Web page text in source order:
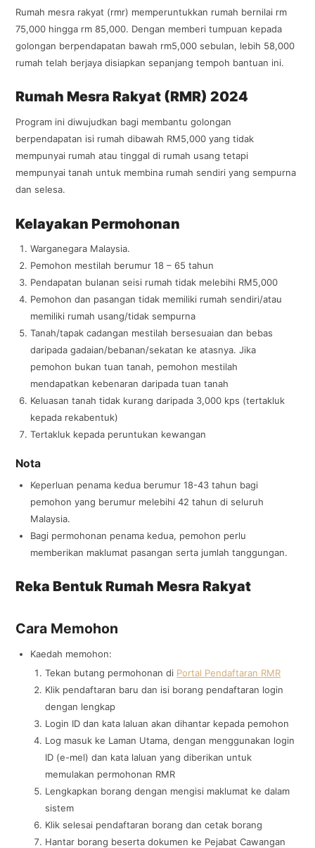
Rumah mesra rakyat (rmr) memperuntukkan rumah bernilai rm
75,000 hingga rm 85,000. Dengan memberi tumpuan kepada
golongan berpendapatan bawah rm5,000 sebulan, lebih 58,000
rumah telah berjaya disiapkan sepanjang tempoh bantuan ini.
Rumah Mesra Rakyat (RMR) 2024
Program ini diwujudkan bagi membantu golongan
berpendapatan isi rumah dibawah RM5,000 yang tidak
mempunyai rumah atau tinggal di rumah usang tetapi
mempunyai tanah untuk membina rumah sendiri yang sempurna
dan selesa.
Kelayakan Permohonan
Warganegara Malaysia.
Pemohon mestilah berumur 18 – 65 tahun
Pendapatan bulanan seisi rumah tidak melebihi RM5,000
Pemohon dan pasangan tidak memiliki rumah sendiri/atau
memiliki rumah usang/tidak sempurna
Tanah/tapak cadangan mestilah bersesuaian dan bebas
daripada gadaian/bebanan/sekatan ke atasnya. Jika
pemohon bukan tuan tanah, pemohon mestilah
mendapatkan kebenaran daripada tuan tanah
Keluasan tanah tidak kurang daripada 3,000 kps (tertakluk
kepada rekabentuk)
Tertakluk kepada peruntukan kewangan
Nota
Keperluan penama kedua berumur 18-43 tahun bagi
pemohon yang berumur melebihi 42 tahun di seluruh
Malaysia.
Bagi permohonan penama kedua, pemohon perlu
memberikan maklumat pasangan serta jumlah tanggungan.
Reka Bentuk Rumah Mesra Rakyat
Cara Memohon
Kaedah memohon:
Tekan butang permohonan di Portal Pendaftaran RMR
Klik pendaftaran baru dan isi borang pendaftaran login
dengan lengkap
Login ID dan kata laluan akan dihantar kepada pemohon
Log masuk ke Laman Utama, dengan menggunakan login
ID (e-mel) dan kata laluan yang diberikan untuk
memulakan permohonan RMR
Lengkapkan borang dengan mengisi maklumat ke dalam
sistem
Klik selesai pendaftaran borang dan cetak borang
Hantar borang beserta dokumen ke Pejabat Cawangan